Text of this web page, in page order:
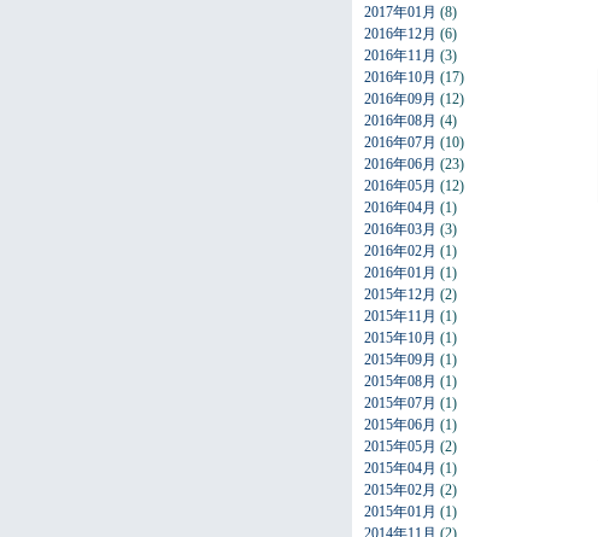
2017年01月 (8)
2016年12月 (6)
2016年11月 (3)
2016年10月 (17)
2016年09月 (12)
2016年08月 (4)
2016年07月 (10)
2016年06月 (23)
2016年05月 (12)
2016年04月 (1)
2016年03月 (3)
2016年02月 (1)
2016年01月 (1)
2015年12月 (2)
2015年11月 (1)
2015年10月 (1)
2015年09月 (1)
2015年08月 (1)
2015年07月 (1)
2015年06月 (1)
2015年05月 (2)
2015年04月 (1)
2015年02月 (2)
2015年01月 (1)
2014年11月 (2)